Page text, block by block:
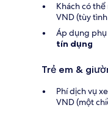
Khách có thể
VND (tùy
Áp dụng phụ
tín dụng
Trẻ em &
Phí dịch vụ
VND (một